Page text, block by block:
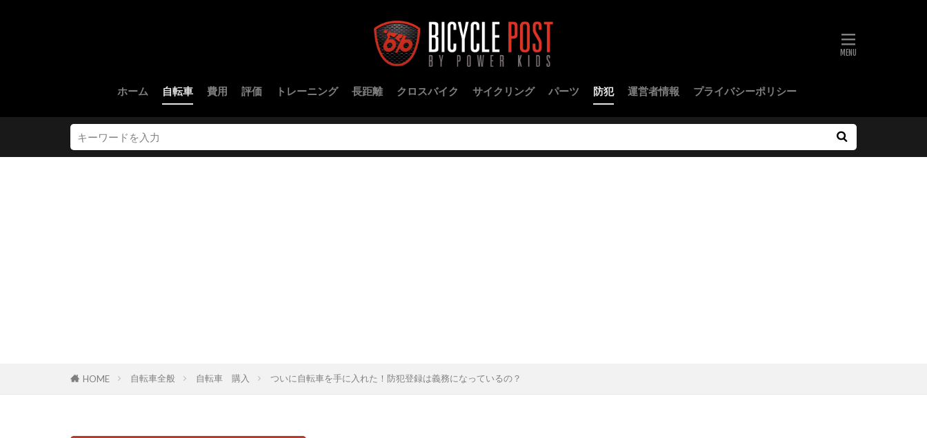
ホーム 自転車 費用 評価 トレーニング 長距離 クロスバイク サイクリング パーツ 防犯 運営者情報 プライバシーポリシー
HOME 自転車全般 自転車 購入 ついに自転車を手に入れた！防犯登録は義務になっているの？